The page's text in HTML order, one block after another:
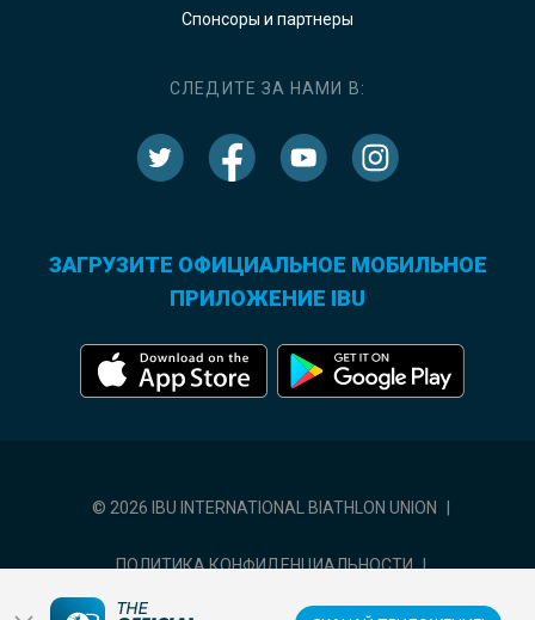
Спонсоры и партнеры
СЛЕДИТЕ ЗА НАМИ В:
ЗАГРУЗИТЕ ОФИЦИАЛЬНОЕ МОБИЛЬНОЕ
ПРИЛОЖЕНИЕ IBU
© 2026 IBU INTERNATIONAL BIATHLON UNION
ПОЛИТИКА КОНФИДЕНЦИАЛЬНОСТИ |